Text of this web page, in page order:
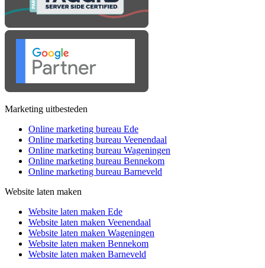
Marketing uitbesteden
Online marketing bureau Ede
Online marketing bureau Veenendaal
Online marketing bureau Wageningen
Online marketing bureau Bennekom
Online marketing bureau Barneveld
Website laten maken
Website laten maken Ede
Website laten maken Veenendaal
Website laten maken Wageningen
Website laten maken Bennekom
Website laten maken Barneveld